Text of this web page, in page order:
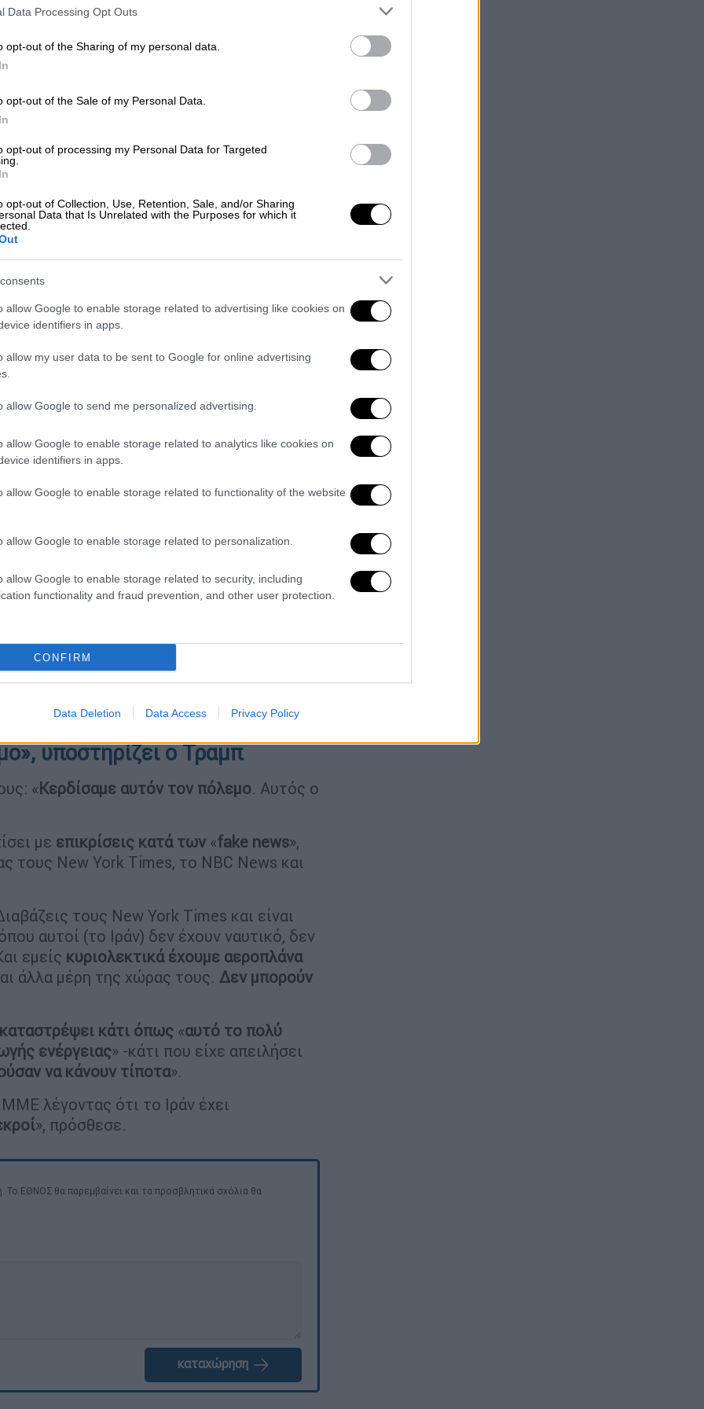
Data Processing Opt Outs
opt-out of the Sharing of my personal data.
opt-out of the Sale of my Personal Data.
opt-out of processing my Personal Data for Targeted
opt-out of Collection, Use, Retention, Sale, and/or Sharing
Data that Is Unrelated with the Purposes for which it
allow Google to enable storage related to advertising like cookies on
identifiers in apps.
allow my user data to be sent to Google for online advertising
allow Google to send me personalized advertising.
allow Google to enable storage related to analytics like cookies on
identifiers in apps.
allow Google to enable storage related to functionality of the website
allow Google to enable storage related to personalization.
allow Google to enable storage related to security, including
functionality and fraud prevention, and other user protection.
CONFIRM
Data Deletion Data Access Privacy Policy
με τους Ιρανούς, ο Τραμπ απάντησε:
τη στιγμή
να κλείσει μια συμφωνία.
έχει εξουδετερωθεί, η αεροπορία τους
όλα τα αντιαεροπορικά τους, οι
έστω και ένα πράγμα που δεν έχει
καλά;»
πάνω από την Τεχεράνη. Μπορούμε να
δώρο, τεράστιας χρηματικής
ότι το Ιράν έκανε στις ΗΠΑ
τόσο με την ενέργεια όσο και με τα
στον κόπο να συνομιλεί με το Ιράν
το δώρο έφτασε σήμερα.
Ήταν ένα πολύ
έπαθλο. Αυτό σήμαινε ένα πράγμα
σωστούς ανθρώπους».
με το πετρέλαιο και το φυσικό
αν αφορά τα Στενά του Ορμούζ,
και τα στενά».
πολύ διαφορετικοί από εκείνους με
δημιούργησαν όλα αυτά τα προβλήματα».
πως πρόκειται για αλλαγή καθεστώτος
υποστηρίζει ο Τραμπ
«Κερδίσαμε αυτόν τον πόλεμο. Αυτός ο
με επικρίσεις κατά των «fake news»,
τους New York Times, το NBC News και
τους New York Times και είναι
αυτοί (το Ιράν) δεν έχουν ναυτικό, δεν
εμείς κυριολεκτικά έχουμε αεροπλάνα
άλλα μέρη της χώρας τους. Δεν μπορούν
κάτι όπως «αυτό το πολύ
ενέργειας» -κάτι που είχε απειλήσει
να κάνουν τίποτα».
λέγοντας ότι το Ιράν έχει
», πρόσθεσε.
ΕΘΝΟΣ θα παρεμβαίνει και τα προσβλητικά σχόλια θα
καταχώρηση